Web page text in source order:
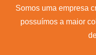
Somos uma empresa
possuímos a maior